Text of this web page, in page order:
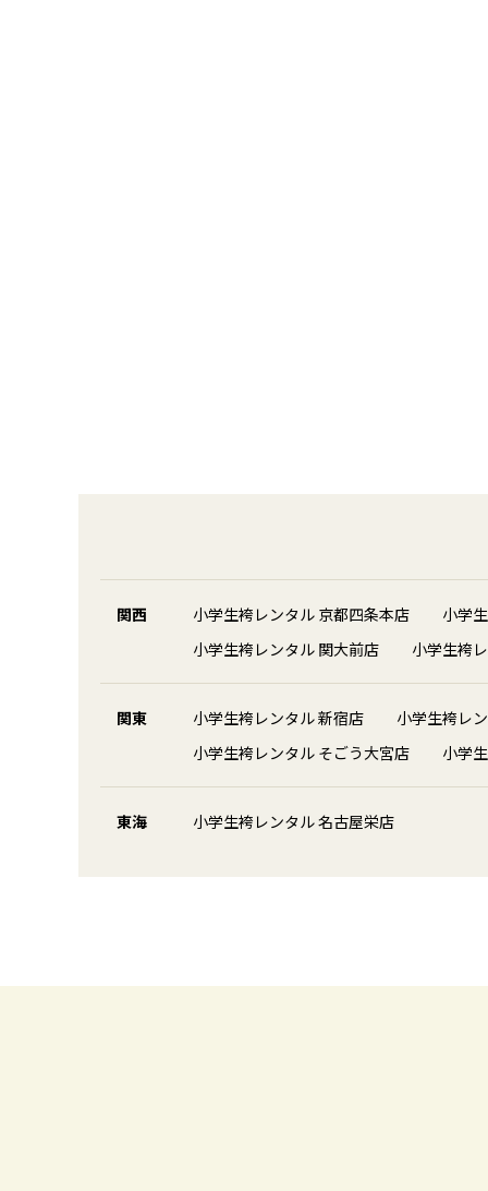
関西 小学生袴レンタル 京都四条本店
小学
小学生袴レンタル 関大前店
小学生袴
関東 小学生袴レンタル 新宿店
小学生袴レ
小学生袴レンタル そごう大宮店
小学
東海 小学生袴レンタル 名古屋栄店